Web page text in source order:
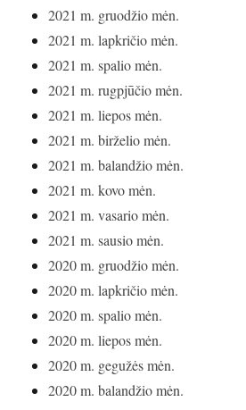
2021 m. gruodžio mėn.
2021 m. lapkričio mėn.
2021 m. spalio mėn.
2021 m. rugpjūčio mėn.
2021 m. liepos mėn.
2021 m. birželio mėn.
2021 m. balandžio mėn.
2021 m. kovo mėn.
2021 m. vasario mėn.
2021 m. sausio mėn.
2020 m. gruodžio mėn.
2020 m. lapkričio mėn.
2020 m. spalio mėn.
2020 m. liepos mėn.
2020 m. gegužės mėn.
2020 m. balandžio mėn.